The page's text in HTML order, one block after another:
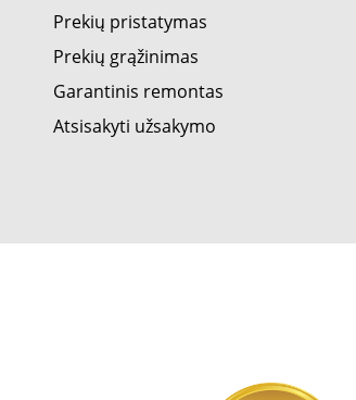
Prekių pristatymas
Prekių grąžinimas
Garantinis remontas
Atsisakyti užsakymo